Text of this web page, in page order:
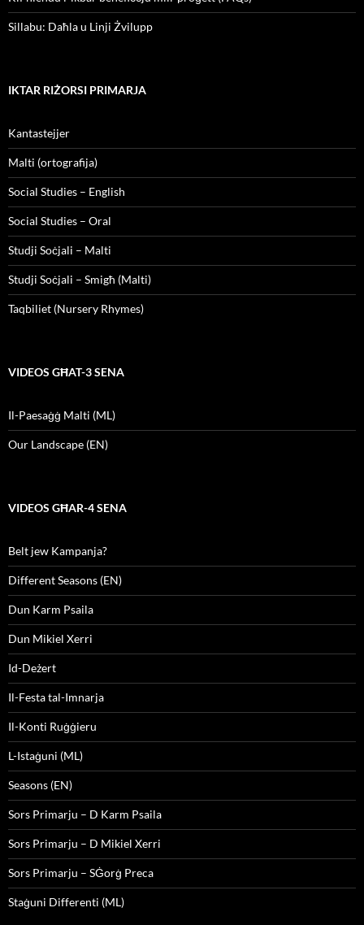
Sillabu: Daħla u Linji Żvilupp
IKTAR RIŻORSI PRIMARJA
Kantastejjer
Malti (ortografija)
Social Studies – English
Social Studies – Oral
Studji Soċjali – Malti
Studji Soċjali – Smigħ (Malti)
Taqbiliet (Nursery Rhymes)
VIDEOS GĦAT-3 SENA
Il-Paesaġġ Malti (ML)
Our Landscape (EN)
VIDEOS GĦAR-4 SENA
Belt jew Kampanja?
Different Seasons (EN)
Dun Karm Psaila
Dun Mikiel Xerri
Id-Deżert
Il-Festa tal-Imnarja
Il-Konti Ruġġieru
L-Istaġuni (ML)
Seasons (EN)
Sors Primarju – D Karm Psaila
Sors Primarju – D Mikiel Xerri
Sors Primarju – SĠorġ Preca
Staġuni Differenti (ML)